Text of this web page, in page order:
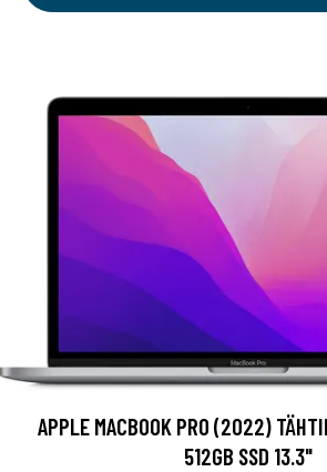
APPLE MACBOOK PRO (2022)
512GB SSD 13.3"